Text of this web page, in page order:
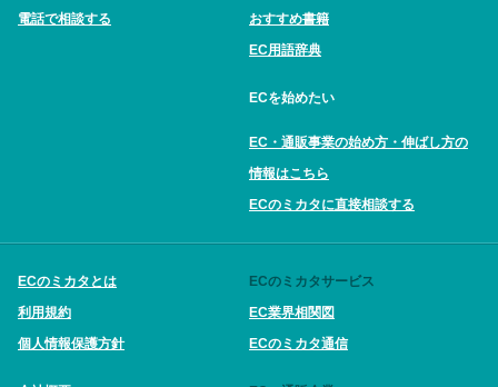
電話で相談する
おすすめ書籍
EC用語辞典
ECを始めたい
EC・通販事業の始め方・伸ばし方の
情報はこちら
ECのミカタに直接相談する
ECのミカタとは
利用規約
個人情報保護方針
ECのミカタサービス
EC業界相関図
ECのミカタ通信